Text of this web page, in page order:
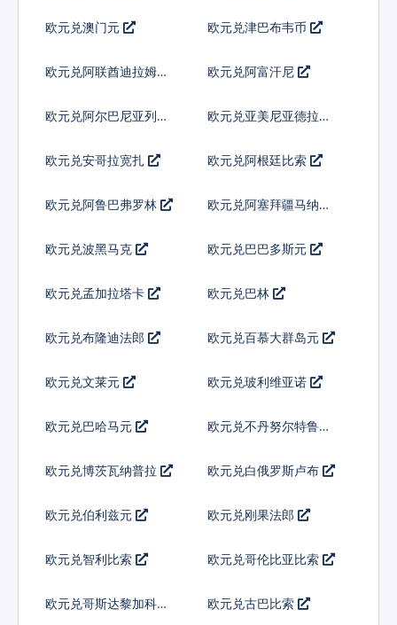
欧元兑澳门元 欧元兑津巴布韦币
欧元兑阿联酋迪拉姆流
欧元兑阿富汗尼
欧元兑阿尔巴尼亚列克 欧元兑亚美尼亚德拉姆
欧元兑安哥拉宽扎 欧元兑阿根廷比索
欧元兑阿鲁巴弗罗林 欧元兑阿塞拜疆马纳特
欧元兑波黑马克 欧元兑巴巴多斯元
欧元兑孟加拉塔卡 欧元兑巴林
欧元兑布隆迪法郎 欧元兑百慕大群岛元
欧元兑文莱元 欧元兑玻利维亚诺
欧元兑巴哈马元 欧元兑不丹努尔特鲁姆
欧元兑博茨瓦纳普拉 欧元兑白俄罗斯卢布
欧元兑伯利兹元 欧元兑刚果法郎
欧元兑智利比索 欧元兑哥伦比亚比索
欧元兑哥斯达黎加科朗 欧元兑古巴比索